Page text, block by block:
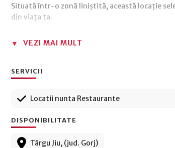
Situată într-o zonă liniștită, această locație
din viața ta.
VEZI MAI MULT
SERVICII
Locatii nunta Restaurante
DISPONIBILITATE
Târgu Jiu, (jud. Gorj)